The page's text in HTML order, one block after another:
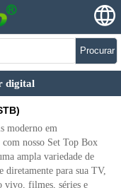
Procurar
digital
moderno em
nosso Set Top Box
ampla variedade de
diretamente para sua TV,
vivo, filmes, séries e